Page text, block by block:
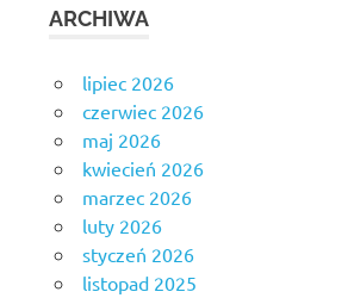
ARCHIWA
lipiec 2026
czerwiec 2026
maj 2026
kwiecień 2026
marzec 2026
luty 2026
styczeń 2026
listopad 2025